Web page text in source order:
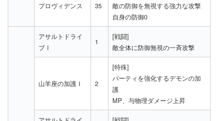
プロヴィデンス 35
敵の防御を無視する強力な攻撃
自身の防御0
アサルトドライ
ブⅠ
1
[戦闘]
敵全体に防御無視の一斉攻撃
山羊座の加護Ⅰ 2
[特殊]
パーティを強化するデモンの加
護
MP、与物理ダメージ上昇